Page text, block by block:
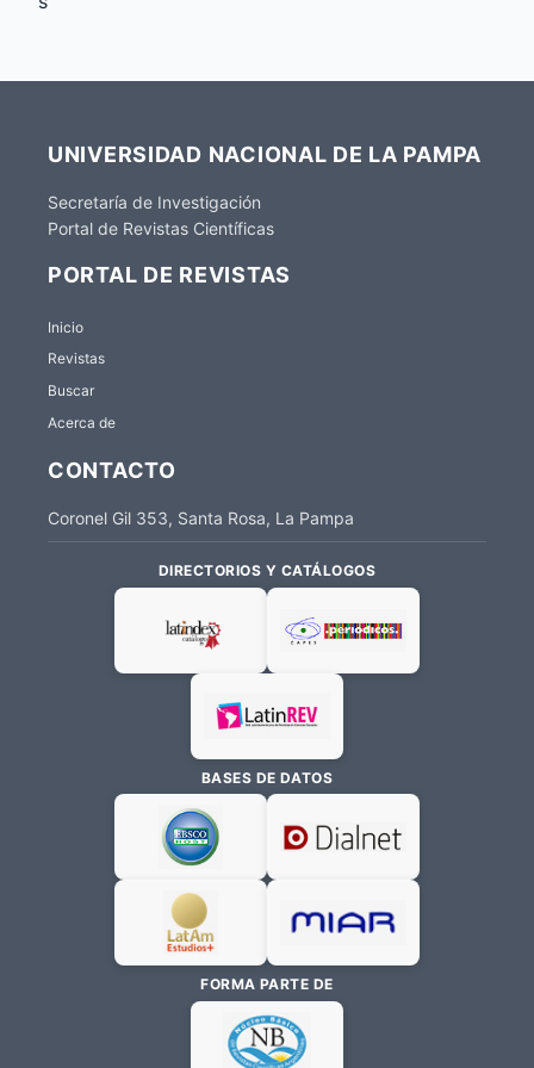
UNIVERSIDAD NACIONAL DE LA PAMPA
Secretaría de Investigación
Portal de Revistas Científicas
PORTAL DE REVISTAS
Inicio
Revistas
Buscar
Acerca de
CONTACTO
Coronel Gil 353, Santa Rosa, La Pampa
DIRECTORIOS Y CATÁLOGOS
BASES DE DATOS
FORMA PARTE DE